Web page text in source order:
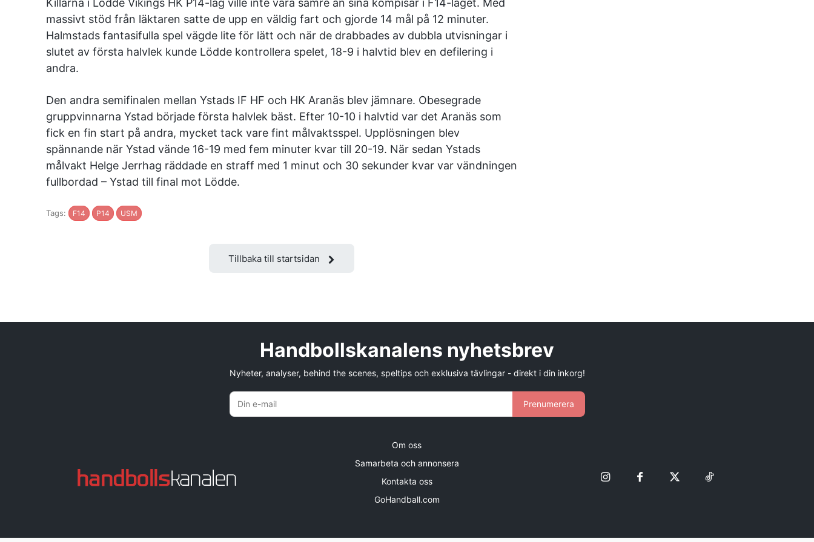
Killarna i Lödde Vikings HK P14-lag ville inte vara sämre än sina kompisar i F14-laget. Med
massivt stöd från läktaren satte de upp en väldig fart och gjorde 14 mål på 12 minuter.
Halmstads fantasifulla spel vägde lite för lätt och när de drabbades av dubbla utvisningar i
slutet av första halvlek kunde Lödde kontrollera spelet, 18-9 i halvtid blev en defilering i
andra.
Den andra semifinalen mellan Ystads IF HF och HK Aranäs blev jämnare. Obesegrade
gruppvinnarna Ystad började första halvlek bäst. Efter 10-10 i halvtid var det Aranäs som
fick en fin start på andra, mycket tack vare fint målvaktsspel. Upplösningen blev
spännande när Ystad vände 16-19 med fem minuter kvar till 20-19. När sedan Ystads
målvakt Helge Jerrhag räddade en straff med 1 minut och 30 sekunder kvar var vändningen
fullbordad – Ystad till final mot Lödde.
Tags: F14 P14 USM
Tillbaka till startsidan
Handbollskanalens nyhetsbrev
Nyheter, analyser, behind the scenes, speltips och exklusiva tävlingar - direkt i din inkorg!
Prenumerera
Om oss
Samarbeta och annonsera
Kontakta oss
GoHandball.com